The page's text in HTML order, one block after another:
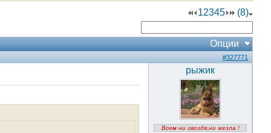
12345 (8)
Опции
#327771
рыжик
Всем ни гвоздя,ни жезла !